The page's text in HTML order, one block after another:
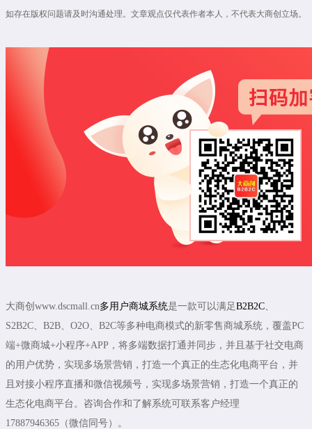
如存在版权问题请及时沟通处理。文章观点仅代表作者本人，不代表大商创立场。
大商创www.dscmall.cn多用户商城系统是一款可以满足B2B2C
S2B2C、B2B、O2O、B2C等多种电商模式的新零售商城系统，覆盖PC
端+微商城+小程序+APP，将多端数据打通并同步，并且基于社交电商
的用户优势，实现多场景营销，打造一个真正的生态化电商平台，并
且对接小程序直播和微信视频号，实现多场景营销，打造一个真正的
生态化电商平台。咨询合作和了解系统可联系客户经理
17887946365（微信同号）。